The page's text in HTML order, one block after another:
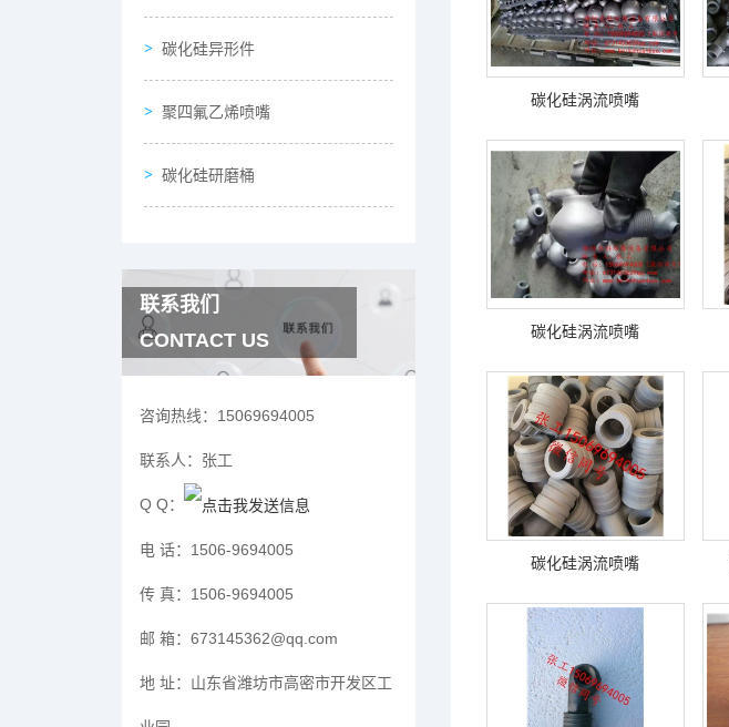
碳化硅异形件
聚四氟乙烯喷嘴
碳化硅研磨桶
联系我们
CONTACT US
咨询热线： 15069694005
联系人： 张工
Q Q：
电 话： 1506-9694005
传 真： 1506-9694005
邮 箱： 673145362@qq.com
地 址： 山东省潍坊市高密市开发区工
碳化硅涡流喷嘴
碳化硅涡流喷嘴
碳化硅涡流喷嘴